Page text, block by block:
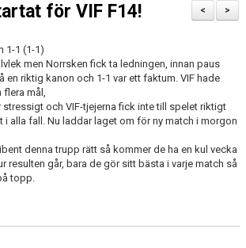
>
<
för VIF F14!
1-1 (1-1)
men Norrsken fick ta ledningen, innan paus
en riktig kanon och 1-1 var ett faktum. VIF hade
flera mål,
stressigt och VIF-tjejerna fick inte till spelet riktigt
i alla fall. Nu laddar laget om för ny match i morgon
denna trupp rätt så kommer de ha en kul vecka
resulten går, bara de gör sitt bästa i varje match så
topp.